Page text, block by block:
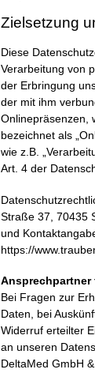
Zielsetzung
Diese
Verarbeitung von
der Erbringung
der mit ihm
Onlinepräsenzen,
bezeichnet als
wie z.B.
Art. 4 der
Straße 37, 70435
und
https://
Ansprechpartner
Bei Fragen zur
Daten, bei
Widerruf erteilter
an unseren
DeltaMed GmbH